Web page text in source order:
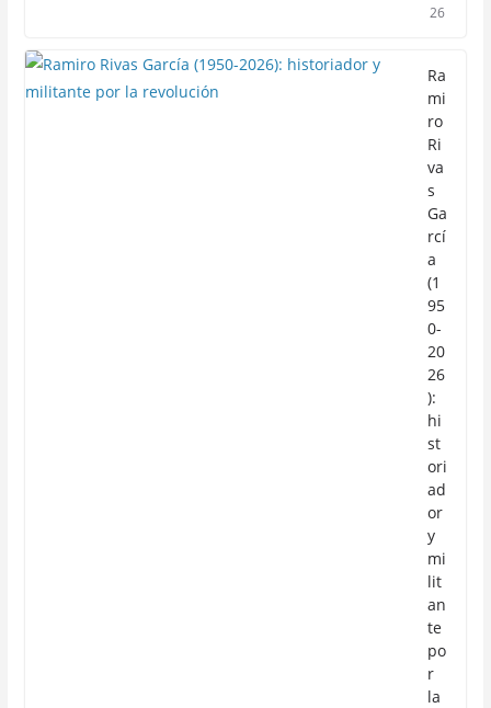
26
Ra
mi
ro
Ri
va
s
Ga
rcí
a
(1
95
0-
20
26
):
hi
st
ori
ad
or
y
mi
lit
an
te
po
r
la